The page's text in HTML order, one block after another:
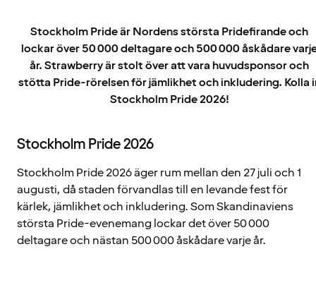
Stockholm Pride är Nordens största Pridefirande och
lockar över 50 000 deltagare och 500 000 åskådare
år. Strawberry är stolt över att vara huvudsponsor och
stötta Pride-rörelsen för jämlikhet och inkludering. Kolla
Stockholm Pride 2026!
Stockholm Pride 2026
Stockholm Pride 2026 äger rum mellan den 27 juli och 1
augusti, då staden förvandlas till en levande fest för
kärlek, jämlikhet och inkludering. Som Skandinaviens
största Pride-evenemang lockar det över 50 000
deltagare och nästan 500 000 åskådare varje år.